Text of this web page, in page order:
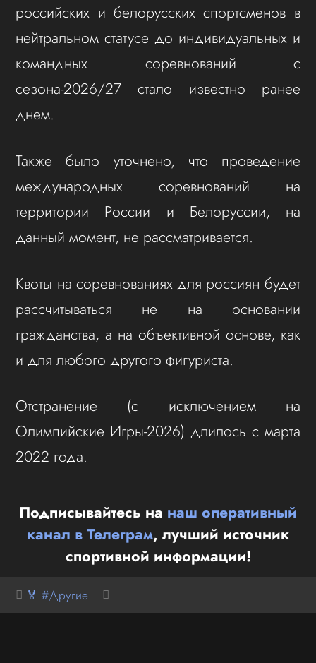
российских и белорусских спортсменов в
нейтральном статусе до индивидуальных и
командных соревнований с
сезона‑2026/27 стало известно ранее
днем.
Также было уточнено, что проведение
международных соревнований на
территории России и Белоруссии, на
данный момент, не рассматривается.
Квоты на соревнованиях для россиян будет
рассчитываться не на основании
гражданства, а на объективной основе, как
и для любого другого фигуриста.
Отстранение (с исключением на
Олимпийские Игры-2026) длилось с марта
2022 года.
Подписывайтесь на наш оперативный
канал в Телеграм, лучший источник
спортивной информации!
🏅 #Другие